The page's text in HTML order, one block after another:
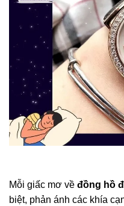
Mỗi giấc mơ về đồng hồ
biệt, phản ánh các khía